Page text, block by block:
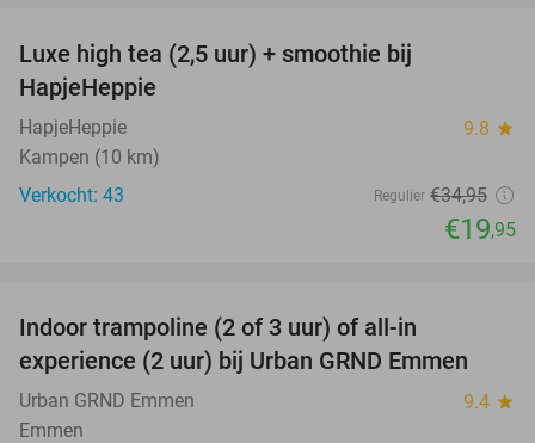
Luxe high tea (2,5 uur) + smoothie bij
HapjeHeppie
HapjeHeppie 9.8 star
Kampen (10 km)
Verkocht: 43
Regulier €34,95
€19,95
Indoor trampoline (2 of 3 uur) of all-in
experience (2 uur) bij Urban GRND Emmen
Urban GRND Emmen 9.4 star
Emmen